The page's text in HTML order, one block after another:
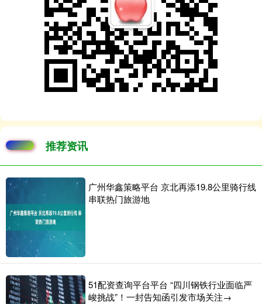
推荐资讯
广州华鑫策略平台 京北再添19.8公里骑行线
串联热门旅游地
51配资查询平台平台 “四川钢铁行业面临严
峻挑战”！一封告知函引发市场关注→